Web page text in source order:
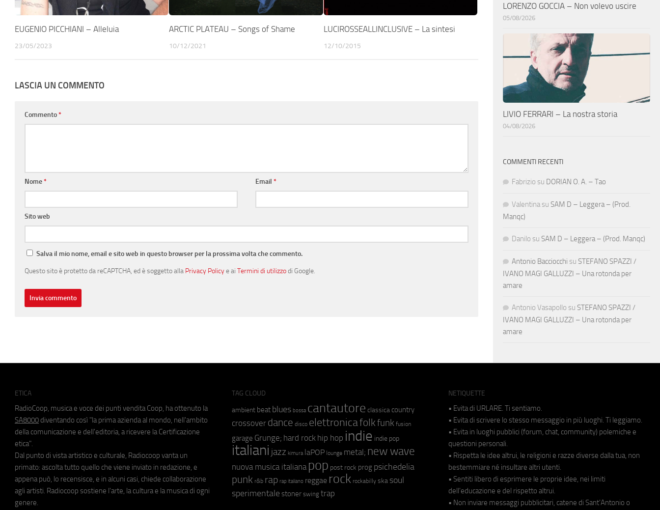
EUGENIO PICCHIANI – Alleluia
23/05/2023
ARCTIC PLATEAU – Songs of Shame
10/12/2021
LUCIROSSEALLINCLUSIVE – La sintesi
12/10/2015
LASCIA UN COMMENTO
Commento*
Nome* Email*
Sito web
Salva il mio nome, email e sito web in questo browser per la prossima volta che commento.
Questo sito è protetto da reCAPTCHA, ed è soggetto alla Privacy Policye ai Termini di utilizzodi Google.
LORENZO GOCCIA – Non volevo uscire
05/08/2026
LIVIO FERRARI – La nostra storia
04/08/2026
COMMENTI RECENTI
Fabrizio su DORIAN O. A. – Tao
Valentina su SAM D – Leggera – (Prod.
Manqc)
Danilo su SAM D – Leggera – (Prod. Manqc)
Antonio Bacciocchi su STEFANO SPAZZI /
IVANO MAGI GALLUZZI – Una rotonda per
amare
Antonio Vasapollo su STEFANO SPAZZI /
IVANO MAGI GALLUZZI – Una rotonda per
amare
ETICA
RadioCoop, musica e voce dei punti vendita Coop, ha ottenuto la
SA8000 diventando così "la prima azienda al mondo, nell'ambito
della comunicazione e dell'editoria, a ricevere la Certificazione
etica".
Dal punto di vista artistico e culturale, Radiocoop vanta un
primato: ascolta tutto quello che viene inviato in redazione, e
appena può, lo recensisce, e in alcuni casi, chiede collaborazione
agli artisti. Radiocoop sostiene l'arte, la cultura e la musica di ogni
genere.
TAG CLOUD
ambient beat blues bossa cantautore classica country
crossover dance disco elettronicafolkfunk fusion
garage Grunge; hard rock hip hop indie indie pop
italiani jazz kimura laPOP lounge metal; new wave
nuova musica italiana pop post rock prog psichedelia
punk r&b rap rap italiano reggae rock rockabilly ska soul
sperimentale stoner swing trap
NETIQUETTE
• Evita di URLARE. Ti sentiamo.
• Evita di scrivere lo stesso messaggio in più luoghi. Ti leggiamo.
• Evita in luoghi pubblici (forum, chat, community) polemiche e
questioni personali.
• Rispetta le idee altrui, le religioni e razze diverse dalla tua, non
bestemmiare né insultare altri utenti.
• Sentiti libero di esprimere le proprie idee, nei limiti
dell'educazione e del rispetto altrui.
• Non inviare messaggi pubblicitari, catene di Sant'Antonio o